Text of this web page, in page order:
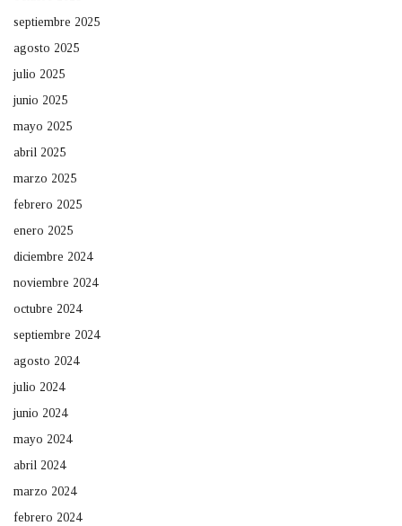
septiembre 2025
agosto 2025
julio 2025
junio 2025
mayo 2025
abril 2025
marzo 2025
febrero 2025
enero 2025
diciembre 2024
noviembre 2024
octubre 2024
septiembre 2024
agosto 2024
julio 2024
junio 2024
mayo 2024
abril 2024
marzo 2024
febrero 2024